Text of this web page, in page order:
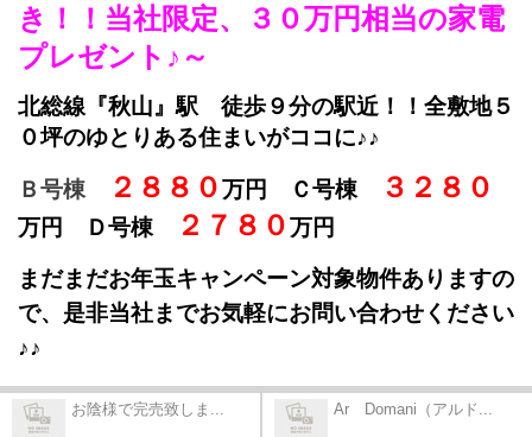
き！！当社限定、３０万円相当の家電
プレゼント♪～
北総線『秋山』駅 徒歩９分の駅近！！全敷地５
０坪のゆとりある住まいがココに♪♪
Ｂ号棟 ２８８０万円 Ｃ号棟 ３２８０
万円 Ｄ号棟 ２７８０万円
まだまだお年玉キャンペーン対象物件ありますの
で、是非当社までお気軽にお問い合わせください
♪♪
お陰様で完売致しま... Ar Domani（アルド...